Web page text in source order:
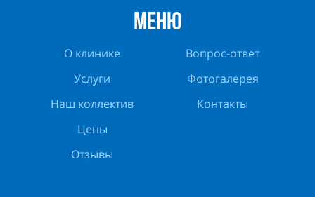
МЕНЮ
О клинике
Услуги
Наш коллектив
Цены
Отзывы
Вопрос-ответ
Фотогалерея
Контакты